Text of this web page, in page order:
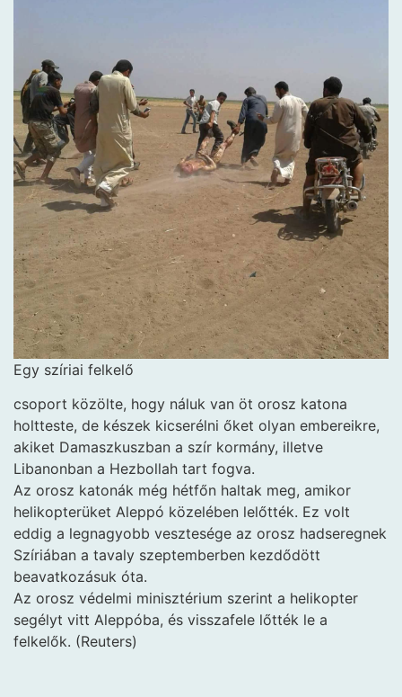
Egy szíriai felkelő
csoport közölte, hogy náluk van öt orosz katona
holtteste, de készek kicserélni őket olyan embereikre,
akiket Damaszkuszban a szír kormány, illetve
Libanonban a Hezbollah tart fogva.
Az orosz katonák még hétfőn haltak meg, amikor
helikopterüket Aleppó közelében lelőtték. Ez volt
eddig a legnagyobb vesztesége az orosz hadseregnek
Szíriában a tavaly szeptemberben kezdődött
beavatkozásuk óta.
Az orosz védelmi minisztérium szerint a helikopter
segélyt vitt Aleppóba, és visszafele lőtték le a
felkelők. (Reuters)